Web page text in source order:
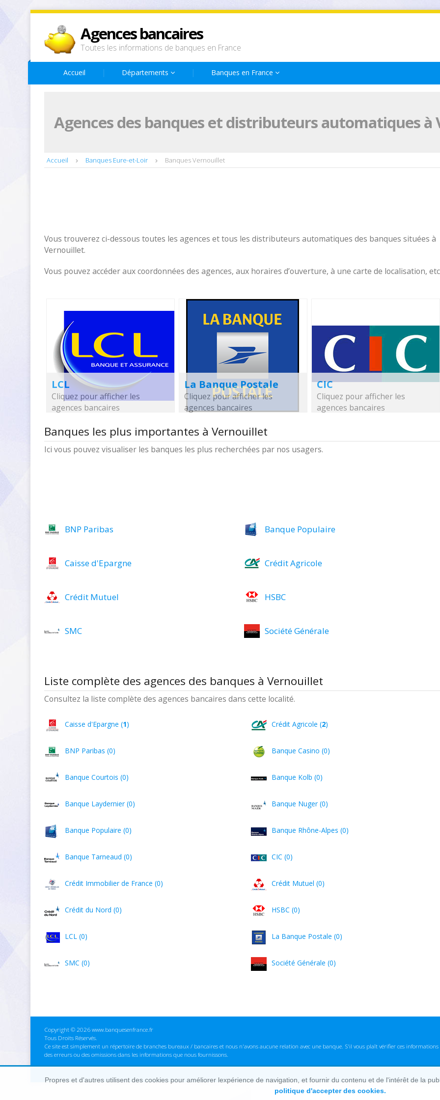
Agences bancaires
Toutes les informations de banques en France
Accueil Départements Banques en France
Agences des banques et distributeurs automatiques à
Accueil Banques Eure-et-Loir Banques Vernouillet
Vous trouverez ci-dessous toutes les agences et tous les distributeurs automatiques des banques situées à
Vernouillet.
Vous pouvez accéder aux coordonnées des agences, aux horaires d’ouverture, à une carte de localisation,
LCL
Cliquez pour afficher les
agences bancaires
La Banque Postale
Cliquez pour afficher les
agences bancaires
CIC
Cliquez pour afficher les
agences bancaires
Banques les plus importantes à Vernouillet
Ici vous pouvez visualiser les banques les plus recherchées par nos usagers.
BNP Paribas Banque Populaire
Caisse d'Epargne Crédit Agricole
Crédit Mutuel HSBC
SMC Société Générale
Liste complète des agences des banques à Vernouillet
Consultez la liste complète des agences bancaires dans cette localité.
Caisse d'Epargne (1) Crédit Agricole (2)
BNP Paribas (0) Banque Casino (0)
Banque Courtois (0) Banque Kolb (0)
Banque Laydernier (0) Banque Nuger (0)
Banque Populaire (0) Banque Rhône-Alpes (0)
Banque Tarneaud (0) CIC (0)
Crédit Immobilier de France (0) Crédit Mutuel (0)
Crédit du Nord (0) HSBC (0)
LCL (0) La Banque Postale (0)
SMC (0) Société Générale (0)
Copyright © 2026 www.banquesenfrance.fr
Tous Droits Réservés.
Ce site est simplement un répertoire de branches bureaux / bancaires et nous n'avons aucune relation avec une banque. S'il vous plaît vérifier ces
des erreurs ou des omissions dans les informations que nous fournissons.
Propres et d'autres utilisent des cookies pour améliorer lexpérience de navigation, et fournir du contenu et de l'intérêt de la
politique d'accepter des cookies.